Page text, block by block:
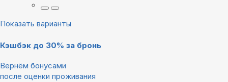
Показать варианты
Кэшбэк до 30% за бронь
Вернём бонусами
после оценки проживания